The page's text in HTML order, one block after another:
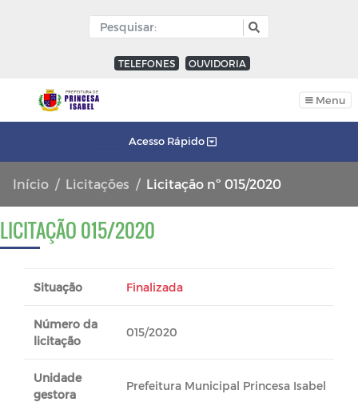
TELEFONES OUVIDORIA
Menu
Acesso Rápido
Início Licitações Licitação nº 015/2020
LICITAÇÃO 015/2020
Situação Finalizada
Número da
licitação
015/2020
Unidade
gestora
Prefeitura Municipal Princesa Isabel